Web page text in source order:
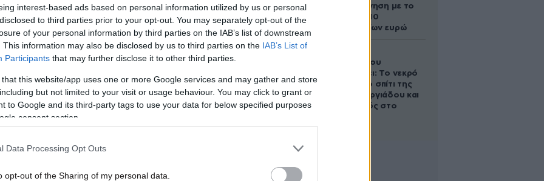
interest-based ads based on personal information utilized by us or personal
to third parties prior to your opt-out. You may separately opt-out of the
of your personal information by third parties on the IAB’s list of downstream
This information may also be disclosed by us to third parties on the IAB’s List of
Participants that may further disclose it to other third parties.
that this website/app uses one or more Google services and may gather and store
but not limited to your visit or usage behaviour. You may click to grant or
to Google and its third-party tags to use your data for below specified purposes
consent section.
Data Processing Opt Outs
opt-out of the Sharing of my personal data.
ιστορικό βίας κατά των, κατά καιρούς,
αυτών για λόγους εκδίκησης. Το πιο
μαχαίρωσε με 27 μαχαιριές τον τελευταίο
έκοψε το κεφάλι του, το μαγείρεψε σε
Τοπς – Η κίνηση με το
άλογο των 10
εκατομμυρίων ευρώ
Τζώρτζογλου
αποκαλύπτει: Το νεκρό
έμβρυο στο σπίτι της
Μαρίας Γεωργιάδου και
ο εγκλεισμός στο